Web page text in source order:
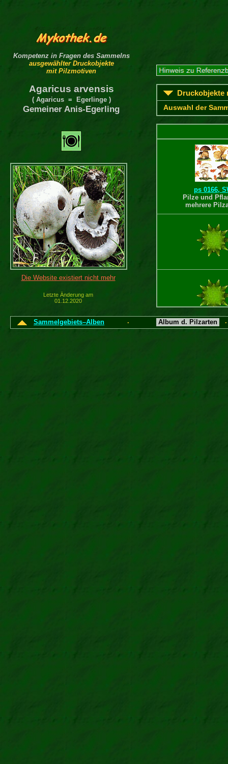
Kompetenz in Fragen des Sammelns
ausgewählter Druckobjekte
mit Pilzmotiven
Agaricus arvensis
( Agaricus = Egerlinge )
Gemeiner Anis-Egerling
Die Website existiert nicht mehr
Letzte Änderung am
01.12.2020
Druckobjekte
Auswahl der
ps 0166,
Pilze und
mehrere
Sammelgebiets–Alben · Album d. Pilzarten